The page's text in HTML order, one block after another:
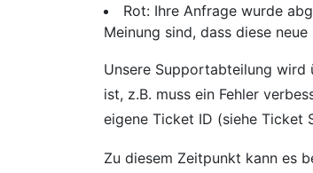
Rot: Ihre Anfrage wurde
Meinung sind, dass diese
Unsere Supportabteilung wird
ist, z.B. muss ein Fehler
eigene Ticket ID (siehe Ticket
Zu diesem Zeitpunkt kann es